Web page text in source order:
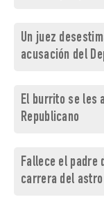
Un juez
acusación del
El burrito se les
Republicano
Fallece el padre
carrera del